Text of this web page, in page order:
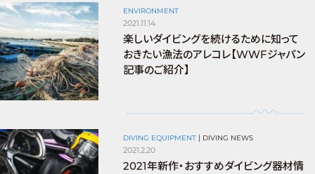
ENVIRONMENT
2021.11.14
楽しいダイビングを続けるために知って
おきたい漁法のアレコレ【WWFジャパン
記事のご紹介】
DIVING EQUIPMENT DIVING NEWS
2021.2.20
2021年新作・おすすめダイビング器材情